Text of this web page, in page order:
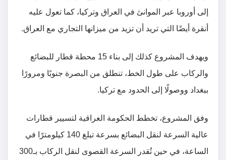
إلى أوروبا عبر الموانئ في العراق وتركيا، كما تعول عليه
أنقرة أيضًا التي تريد أن تزيد من ميزانها التجاري مع العراق.
ويهدف المشروع كذلك إلى بناء 15 محطة قطار للبضائع
والركاب على طول الخط، تنطلق من البصرة جنوبًا ومرورًا
ببغداد ووصولًا إلى الحدود مع تركيا.
وفق المشروع، تخطط الحكومة العراقية لتسيير قطارات
عالية السرعة لنقل البضائع بسرعة تبلغ 140 كيلومترًا في
الساعة، في حين تُقدر السرعة القصوى لنقل الركاب بـ300